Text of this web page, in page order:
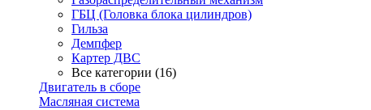
ГБЦ (Головка блока цилиндров)
Гильза
Демпфер
Картер ДВС
Все категории (16)
Двигатель в сборе
Масляная система